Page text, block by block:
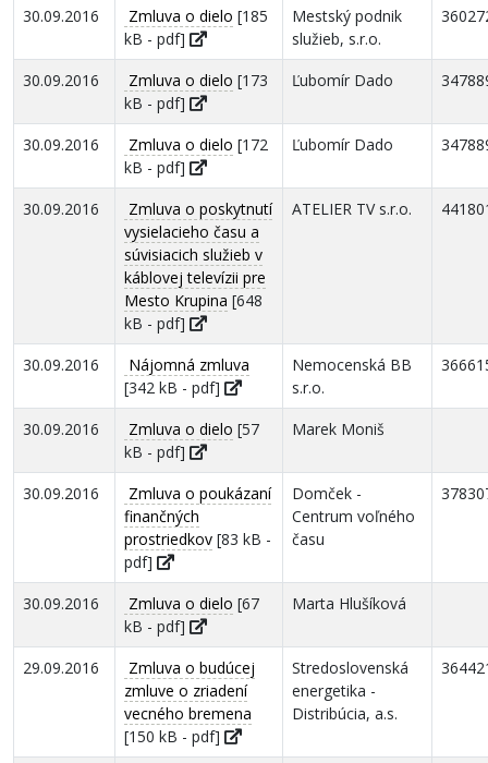
30.09.2016 Zmluva o dielo [185
kB - pdf]
Mestský podnik
služieb, s.r.o.
30.09.2016 Zmluva o dielo [173
kB - pdf]
Ľubomír Dado
30.09.2016 Zmluva o dielo [172
kB - pdf]
Ľubomír Dado
30.09.2016
Zmluva o poskytnutí
vysielacieho času a
súvisiacich služieb v
káblovej televízii pre
Mesto Krupina [648
kB - pdf]
ATELIER TV s.r.o.
30.09.2016
Nájomná zmluva
[342 kB - pdf]
Nemocenská BB
s.r.o.
30.09.2016 Zmluva o dielo [57
kB - pdf]
Marek Moniš
30.09.2016
Zmluva o poukázaní
finančných
prostriedkov [83 kB -
pdf]
Domček -
Centrum voľného
času
30.09.2016 Zmluva o dielo [67
kB - pdf]
Marta Hlušíková
29.09.2016
Zmluva o budúcej
zmluve o zriadení
vecného bremena
[150 kB - pdf]
Stredoslovenská
energetika -
Distribúcia, a.s.